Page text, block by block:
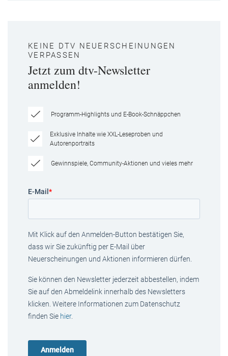
KEINE DTV NEUERSCHEINUNGEN
VERPASSEN
Jetzt zum dtv-Newsletter
anmelden!
Programm-Highlights und E-Book-Schnäppchen
Exklusive Inhalte wie XXL-Leseproben und
Autorenportraits
Gewinnspiele, Community-Aktionen und vieles mehr
E-Mail *
Mit Klick auf den Anmelden-Button bestätigen Sie,
dass wir Sie zukünftig per E-Mail über
Neuerscheinungen und Aktionen informieren dürfen.
Sie können den Newsletter jederzeit abbestellen, indem
Sie auf den Abmeldelink innerhalb des Newsletters
klicken. Weitere Informationen zum Datenschutz
finden Sie hier.